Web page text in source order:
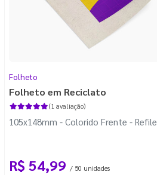
Folheto
Folheto em Reciclato
(1 avaliação)
105x148mm - Colorido Frente - Refile
R$ 54,99 / 50 unidades